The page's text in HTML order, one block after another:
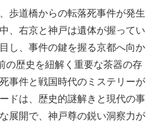
歩道橋からの転落死事件が発生
、右京と神戸は遺体が握ってい
し、事件の鍵を握る京都へ向か
の歴史を紐解く重要な茶器の存
事件と戦国時代のミステリーが
ドは、歴史的謎解きと現代の事
展開で、神戸尊の鋭い洞察力が